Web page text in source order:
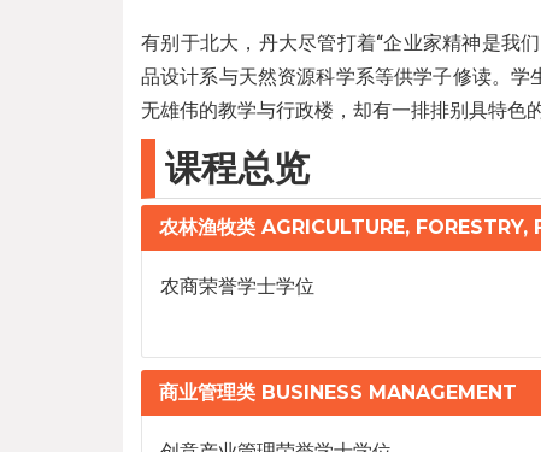
有别于北大，丹大尽管打着“企业家精神是
品设计系与天然资源科学系等供学子修读。
无雄伟的教学与行政楼，却有一排排别具特色
课程总览
农林渔牧类 AGRICULTURE,
农商荣誉学士学位
商业管理类 BUSINESS MANAGEMENT